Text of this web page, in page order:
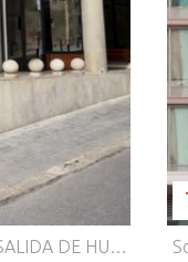
Local situado en el centro del pueblo de Calonge, CON SALIDA DE HUMOS, dispone de 3 despachos, entre 14 y 30 m2. cada uno, pudiendo quedar 175 m2. diáfanos otra vez, LAS PAREDES SON FACILES DE QUITAR YA QUE ESTAN HECHAS DE MADERA. Dispone de 8 metros lineales de escaparates, 2 aseo así como los servicios de agua y luz en marcha, entrada por el frontal del local y terraza de 11 m2. Ideal para inmobiliaria, gestoría, pizzería, centro medico, academia, o para llevar acabo tu proyecto. Con parking publico gratuito enfrente del local. En el precio de venta NO se incluyen los impuestos ni los gastos que se deriven de notario y registro. #ref:1750 CAL